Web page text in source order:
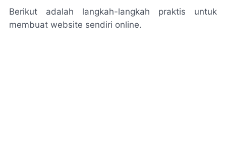
Berikut adalah langkah-langkah praktis untuk
membuat website sendiri online.